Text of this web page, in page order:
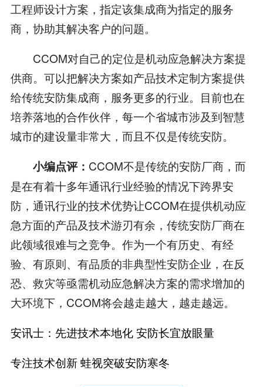
工程师设计方案，指定该集成商为指定的服务
商，协助其解决客户的问题。
CCOM对自己的定位是机动应急解决方案提
供商。可以把解决方案如产品技术定制方案提供
给传统安防集成商，服务更多的行业。目前也在
培养落地的合作伙伴，每一个省城市涉及到智慧
城市的建设量非常大，而且不仅是传统安防。
小编点评： CCOM不是传统的安防厂商，而
是在有着十多年通讯行业经验的情况下跨界安
防，通讯行业的技术优势让CCOM在提供机动应
急方面的产品及技术游刃有余，传统安防厂商在
此领域很难与之竞争。作为一个有历史、有经
验、有原则、有品质的非典型性安防企业，在反
恐、救灾等亟需机动应急解决方案的需求增加的
大环境下，CCOM将会越走越大，越走越远。
安讯士：先进技术本地化 安防长宜放眼量
专注技术创新 蛙视突破安防寒冬